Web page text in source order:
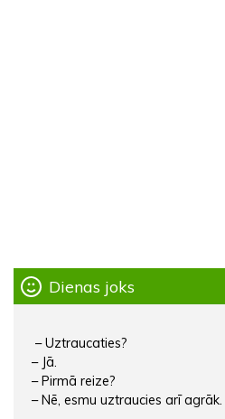
Dienas joks
– Uztraucaties?
– Jā.
– Pirmā reize?
– Nē, esmu uztraucies arī agrāk.